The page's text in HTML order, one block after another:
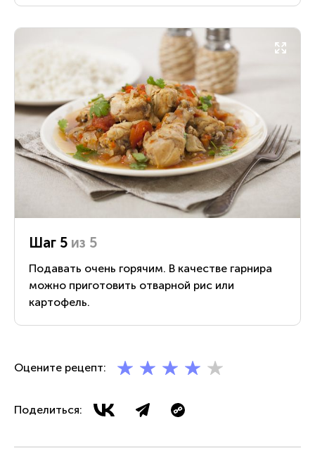
Шаг 5 из 5
Подавать очень горячим. В качестве гарнира
можно приготовить отварной рис или
картофель.
Оцените рецепт:
Поделиться: